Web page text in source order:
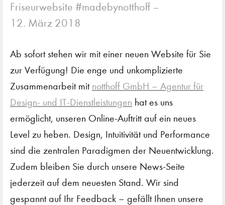
Friseurwebsite #madebynotthoff –
12. März 2018
Ab sofort stehen wir mit einer neuen Website für Sie
zur Verfügung! Die enge und unkomplizierte
Zusammenarbeit mit notthoff GmbH – Agentur für
Design- und IT-Dienstleistungen hat es uns
ermöglicht, unseren Online-Auftritt auf ein neues
Level zu heben. Design, Intuitivität und Performance
sind die zentralen Paradigmen der Neuentwicklung.
Zudem bleiben Sie durch unsere News-Seite
jederzeit auf dem neuesten Stand. Wir sind
gespannt auf Ihr Feedback – gefällt Ihnen unsere